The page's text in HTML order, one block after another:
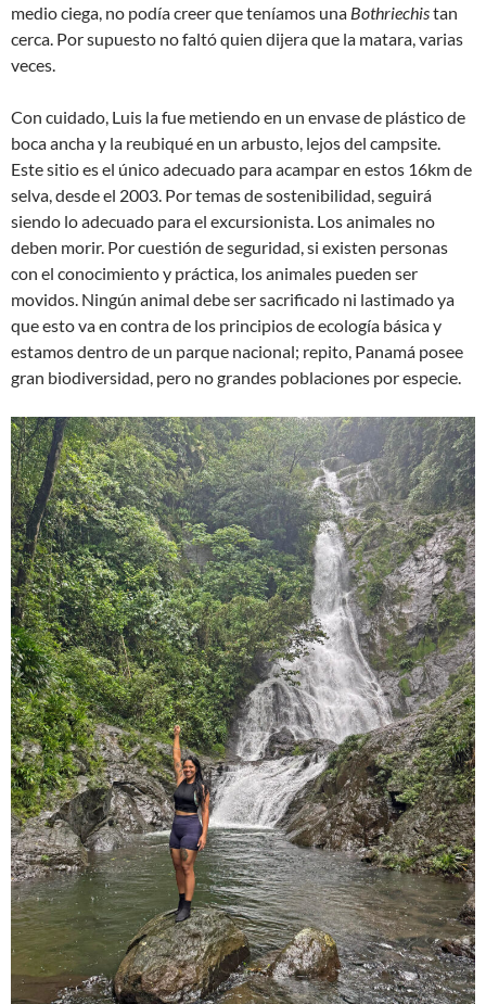
medio ciega, no podía creer que teníamos una Bothriechistan
cerca. Por supuesto no faltó quien dijera que la matara, varias
veces.
Con cuidado, Luis la fue metiendo en un envase de plástico de
boca ancha y la reubiqué en un arbusto, lejos del campsite.
Este sitio es el único adecuado para acampar en estos 16km de
selva, desde el 2003. Por temas de sostenibilidad, seguirá
siendo lo adecuado para el excursionista. Los animales no
deben morir. Por cuestión de seguridad, si existen personas
con el conocimiento y práctica, los animales pueden ser
movidos. Ningún animal debe ser sacrificado ni lastimado ya
que esto va en contra de los principios de ecología básica y
estamos dentro de un parque nacional; repito, Panamá posee
gran biodiversidad, pero no grandes poblaciones por especie.